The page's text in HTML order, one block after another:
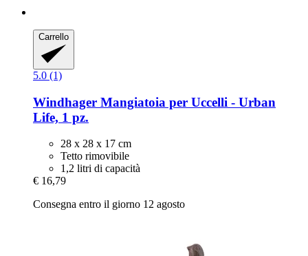
Carrello
5.0 (1)
Windhager Mangiatoia per Uccelli -​ Urban
Life, 1 pz.
28 x 28 x 17 cm
Tetto rimovibile
1,2 litri di capacità
€ 16,79
Consegna entro il giorno 12 agosto